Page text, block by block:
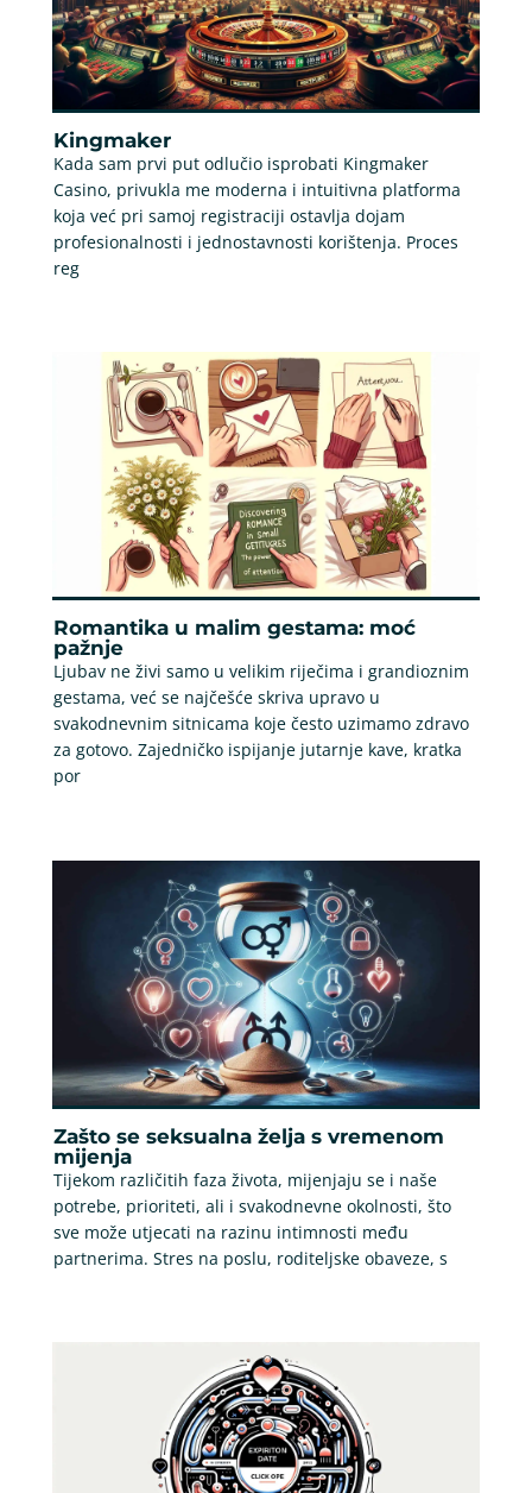
Kingmaker
Kada sam prvi put odlučio isprobati Kingmaker
Casino, privukla me moderna i intuitivna platforma
koja već pri samoj registraciji ostavlja dojam
profesionalnosti i jednostavnosti korištenja. Proces
reg
Romantika u malim gestama: moć
pažnje
Ljubav ne živi samo u velikim riječima i grandioznim
gestama, već se najčešće skriva upravo u
svakodnevnim sitnicama koje često uzimamo zdravo
za gotovo. Zajedničko ispijanje jutarnje kave, kratka
por
Zašto se seksualna želja s vremenom
mijenja
Tijekom različitih faza života, mijenjaju se i naše
potrebe, prioriteti, ali i svakodnevne okolnosti, što
sve može utjecati na razinu intimnosti među
partnerima. Stres na poslu, roditeljske obaveze, s